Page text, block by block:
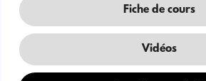
Fiche de cours
Vidéos